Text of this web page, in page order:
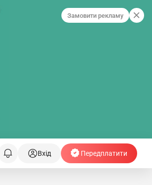
Замовити рекламу
Вхід Передплатити